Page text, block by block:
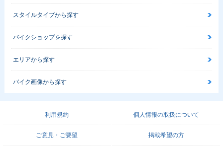
スタイルタイプから探す
バイクショップを探す
エリアから探す
バイク画像から探す
利用規約 個人情報の取扱について
ご意見・ご要望 掲載希望の方